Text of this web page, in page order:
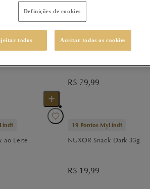
ao Leite
79 Pontos MyLindt
Caixa NUXOR Dark
R$ 79,99
ao Leite
19 Pontos MyLindt
NUXOR Snack Dark 33g
R$ 19,99
Definições de cookies
todos Aceitar todos os cookies